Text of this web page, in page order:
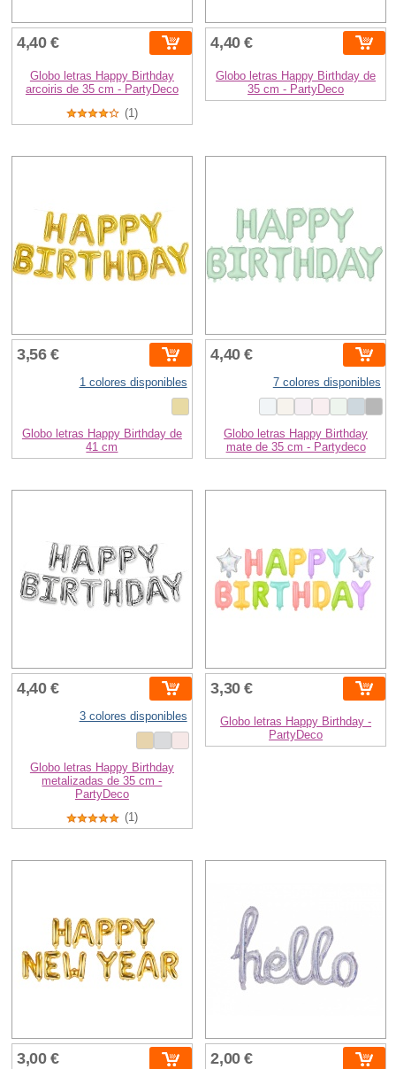
4,40 €
Globo letras Happy Birthday
arcoiris de 35 cm - PartyDeco
(1)
4,40 €
Globo letras Happy Birthday de
35 cm - PartyDeco
3,56 €
1 colores disponibles
Globo letras Happy Birthday de
41 cm
4,40 €
7 colores disponibles
Globo letras Happy Birthday
mate de 35 cm - Partydeco
4,40 €
3 colores disponibles
Globo letras Happy Birthday
metalizadas de 35 cm -
PartyDeco
(1)
3,30 €
Globo letras Happy Birthday -
PartyDeco
3,00 € 2,00 €